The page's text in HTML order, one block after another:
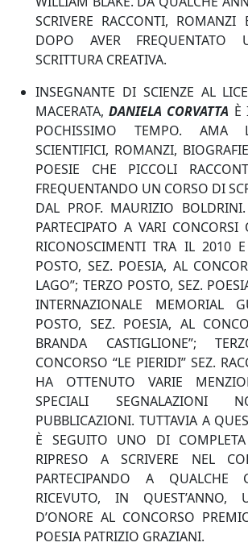
SCRIVERE RACCONTI, ROMANZI
DOPO AVER
SCRITTURA CREATIVA.
INSEGNANTE DI SCIENZE AL
MACERATA,DANIELA CORVATTA È
POCHISSIMO TEMPO. AMA
SCIENTIFICI, ROMANZI,
POESIE CHE PICCOLI
FREQUENTANDO UN CORSO DI
DAL PROF. MAURIZIO
PARTECIPATO A VARI
RICONOSCIMENTI TRA IL 2010
POSTO, SEZ. POESIA, AL
LAGO”; TERZO POSTO, SEZ.
INTERNAZIONALE MEMORIAL
POSTO, SEZ. POESIA, AL
BRANDA CASTIGLIONE”;
CONCORSO “LE PIERIDI” SEZ.
HA OTTENUTO VARIE
SPECIALI SEGNALAZIONI
PUBBLICAZIONI. TUTTAVIA A
È SEGUITO UNO DI
RIPRESO A SCRIVERE NEL
PARTECIPANDO A QUALCHE
RICEVUTO, IN QUEST’ANNO,
D’ONORE AL CONCORSO
POESIA PATRIZIO GRAZIANI.